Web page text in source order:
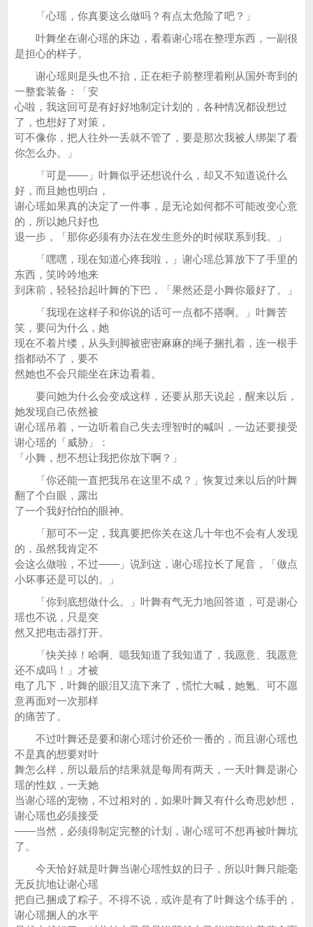
「心瑶，你真要这么做吗？有点太危险了吧？」
叶舞坐在谢心瑶的床边，看着谢心瑶在整理东西，一副很
是担心的样子。
谢心瑶则是头也不抬，正在柜子前整理着刚从国外寄到的
一整套装备：「安
心啦，我这回可是有好好地制定计划的，各种情况都设想过
了，也想好了对策，
可不像你，把人往外一丢就不管了，要是那次我被人绑架了看
你怎么办。」
「可是——」叶舞似乎还想说什么，却又不知道说什么
好，而且她也明白，
谢心瑶如果真的决定了一件事，是无论如何都不可能改变心意
的，所以她只好也
退一步，「那你必须有办法在发生意外的时候联系到我。」
「嘿嘿，现在知道心疼我啦，」谢心瑶总算放下了手里的
东西，笑吟吟地来
到床前，轻轻抬起叶舞的下巴，「果然还是小舞你最好了。」
「我现在这样子和你说的话可一点都不搭啊。」叶舞苦
笑，要问为什么，她
现在不着片缕，从头到脚被密密麻麻的绳子捆扎着，连一根手
指都动不了，要不
然她也不会只能坐在床边看着。
要问她为什么会变成这样，还要从那天说起，醒来以后，
她发现自己依然被
谢心瑶吊着，一边听着自己失去理智时的喊叫，一边还要接受
谢心瑶的「威胁」：
「小舞，想不想让我把你放下啊？」
「你还能一直把我吊在这里不成？」恢复过来以后的叶舞
翻了个白眼，露出
了一个我好怕怕的眼神。
「那可不一定，我真要把你关在这几十年也不会有人发现
的，虽然我肯定不
会这么做啦，不过——」说到这，谢心瑶拉长了尾音，「做点
小坏事还是可以的。」
「你到底想做什么。」叶舞有气无力地回答道，可是谢心
瑶也不说，只是突
然又把电击器打开。
「快关掉！哈啊、噫我知道了我知道了，我愿意、我愿意
还不成吗！」才被
电了几下，叶舞的眼泪又流下来了，慌忙大喊，她氪、可不愿
意再面对一次那样
的痛苦了。
不过叶舞还是要和谢心瑶讨价还价一番的，而且谢心瑶也
不是真的想要对叶
舞怎么样，所以最后的结果就是每周有两天，一天叶舞是谢心
瑶的性奴，一天她
当谢心瑶的宠物，不过相对的，如果叶舞又有什么奇思妙想，
谢心瑶也必须接受
——当然，必须得制定完整的计划，谢心瑶可不想再被叶舞坑
了。
今天恰好就是叶舞当谢心瑶性奴的日子，所以叶舞只能毫
无反抗地让谢心瑶
把自己捆成了粽子。不得不说，或许是有了叶舞这个练手的，
谢心瑶捆人的水平